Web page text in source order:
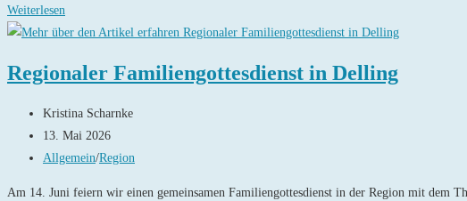
Weiterlesen
Willkommen
himmlischen
Regionaler Familiengottesdienst in Delling
Beitrags-
Autor:
Kristina Scharnke
Beitrag
veröffentlicht:
13. Mai 2026
Beitrags-
Allgemein/Region
Am 14. Juni feiern wir einen gemeinsamen Familiengottesdienst in der Region mit dem